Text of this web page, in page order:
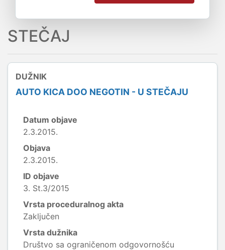
STEČAJ
DUŽNIK
AUTO KICA DOO NEGOTIN - U STEČAJU
Datum objave
2.3.2015.
Objava
2.3.2015.
ID objave
3. St.3/2015
Vrsta proceduralnog akta
Zaključen
Vrsta dužnika
Društvo sa ograničenom odgovornošću